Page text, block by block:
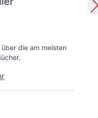
die am meisten